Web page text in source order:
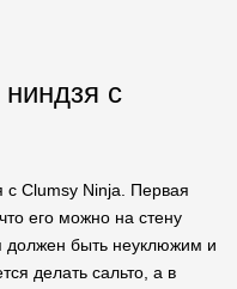
с
с Clumsy Ninja. Первая
его можно на стену
должен быть неуклюжим и
делать сальто, а в